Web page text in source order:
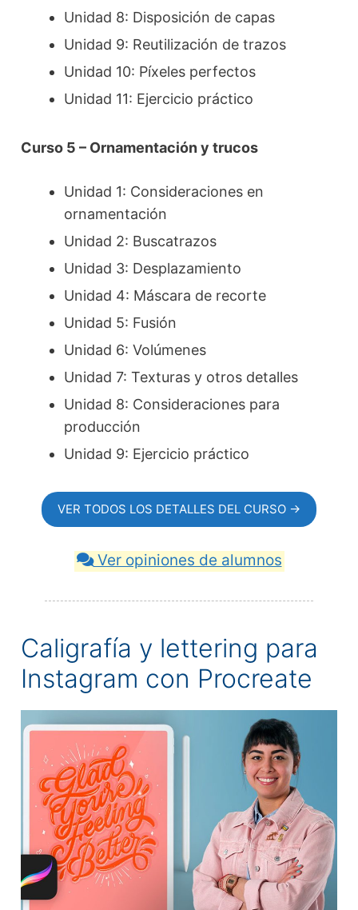
Unidad 8: Disposición de capas
Unidad 9: Reutilización de trazos
Unidad 10: Píxeles perfectos
Unidad 11: Ejercicio práctico
Curso 5 – Ornamentación y trucos
Unidad 1: Consideraciones en
ornamentación
Unidad 2: Buscatrazos
Unidad 3: Desplazamiento
Unidad 4: Máscara de recorte
Unidad 5: Fusión
Unidad 6: Volúmenes
Unidad 7: Texturas y otros detalles
Unidad 8: Consideraciones para
producción
Unidad 9: Ejercicio práctico
VER TODOS LOS DETALLES DEL CURSO →
Ver opiniones de alumnos
Caligrafía y lettering para
Instagram con Procreate